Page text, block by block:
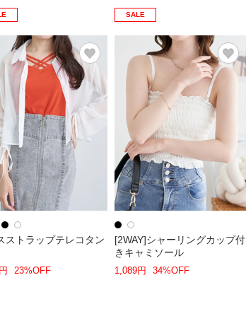
ストラップテレコタン
23%OFF
SALE
[2WAY]シャーリングカップ付
きキャミソール
1,089円 34%OFF